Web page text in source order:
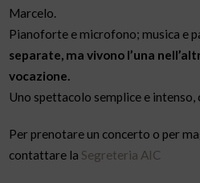
Marcelo.
Pianoforte e microfono; musica e
separate, ma vivono l’una
vocazione.
Uno spettacolo semplice e intenso,
Per prenotare un concerto o per
contattare la Segreteria AIC